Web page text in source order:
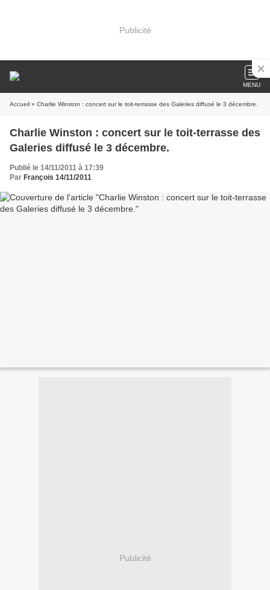
Publicité
MENU
Accueil » Charlie Winston : concert sur le toit-terrasse des Galeries diffusé le 3 décembre.
Charlie Winston : concert sur le toit-terrasse des
Galeries diffusé le 3 décembre.
Publié le 14/11/2011 à 17:39
Par François 14/11/2011
Publicité